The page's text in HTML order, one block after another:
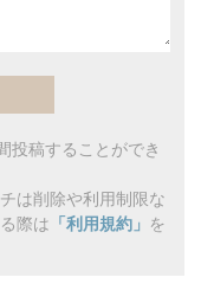
投稿することができ
は削除や利用制限な
際は 「利用規約」 を